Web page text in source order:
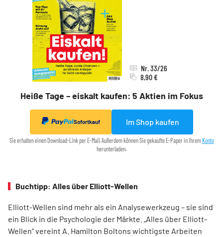
Heiße Tage – eiskalt kaufen: 5 Aktien im Fokus
Nr. 33/26
8,90 €
Sofortkauf Im Shop kaufen
Sie erhalten einen Download-Link per E-Mail. Außerdem können Sie gekaufte E-Paper in Ihrem Konto
herunterladen.
Buchtipp: Alles über Elliott-Wellen
Elliott-Wellen sind mehr als ein Analysewerkzeug – sie sind
ein Blick in die Psychologie der Märkte. „Alles über Elliott-
Wellen“ vereint A. Hamilton Boltons wichtigste Arbeiten